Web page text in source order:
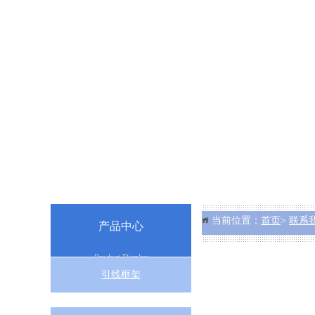
当前位置： 首页 > 联系
产品中心
Product Display
引线框架